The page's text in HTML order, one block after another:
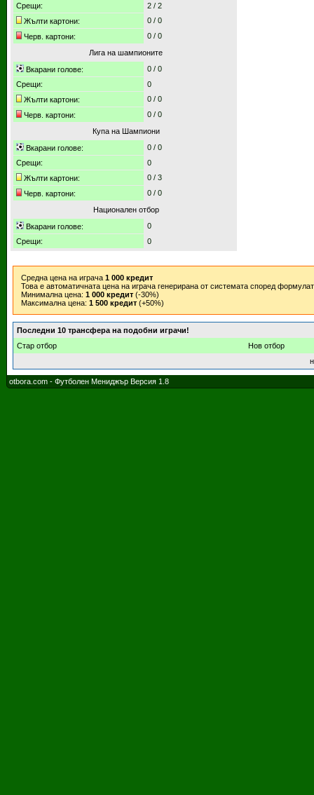
Срещи:
2 / 2
Жълти картони:
0 / 0
Черв. картони:
0 / 0
Лига на шампионите
Вкарани голове:
0 / 0
Срещи:
0
Жълти картони:
0 / 0
Черв. картони:
0 / 0
Купа на Шампиони
Вкарани голове:
0 / 0
Срещи:
0
Жълти картони:
0 / 3
Черв. картони:
0 / 0
Национален отбор
Вкарани голове:
0
Срещи:
0
Средна цена на играча 1 000 кредит
Това е автоматичната цена на играча генерирана от системата според
Минимална цена: 1 000 кредит (-30%)
Максимална цена: 1 500 кредит (+50%)
Последни 10 трансфера на подобни играчи!
Стар отбор
Нов отбор
otbora.com - Футболен Мениджър Версия 1.8